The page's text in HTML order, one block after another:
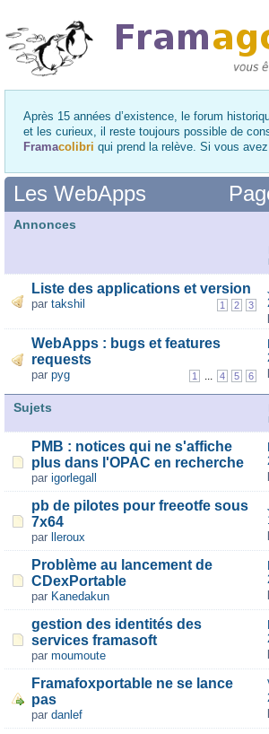
Après 15 années d’existence, le forum
et les curieux, il reste toujours possible de
Framacolibri qui prend la relève. Si vous
Les WebApps
Annonces
Liste des applications et version
1 2 3
par takshil
WebApps : bugs et features
requests
1 ... 4 5 6
par pyg
Sujets
PMB : notices qui ne s'affiche
plus dans l'OPAC en recherche
par igorlegall
pb de pilotes pour freeotfe sous
7x64
par lleroux
Problème au lancement de
CDexPortable
par Kanedakun
gestion des identités des
services framasoft
par moumoute
Framafoxportable ne se lance
pas
par danlef